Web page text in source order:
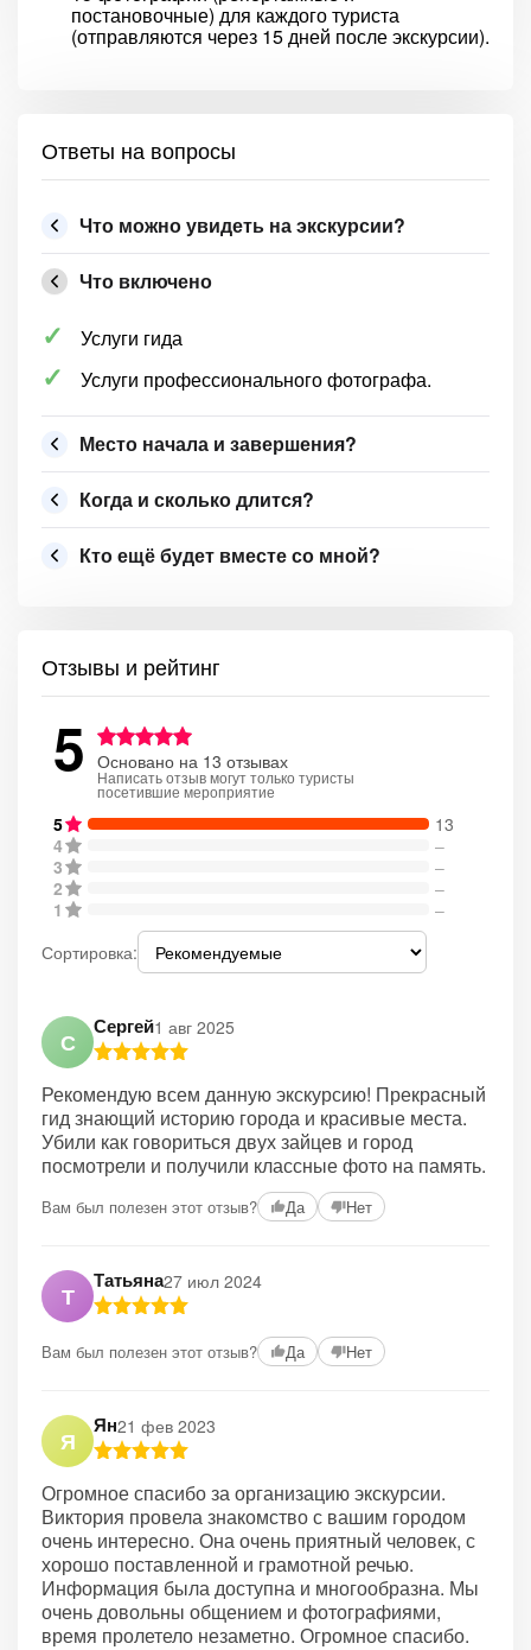
постановочные) для каждого туриста
(отправляются через 15 дней после экскурсии).
Ответы на вопросы
Что можно увидеть на экскурсии?
Что включено
Услуги гида
Услуги профессионального фотографа.
Место начала и завершения?
Когда и сколько длится?
Кто ещё будет вместе со мной?
Отзывы и рейтинг
5 Основано на 13 отзывах
Написать отзыв могут только туристы
посетившие мероприятие
5
13
4
–
3
–
2
–
1
–
Сортировка:
С
Сергей1 авг 2025
Рекомендую всем данную экскурсию! Прекрасный
гид знающий историю города и красивые места.
Убили как говориться двух зайцев и город
посмотрели и получили классные фото на память.
Вам был полезен этот отзыв? Да Нет
Т
Татьяна27 июл 2024
Вам был полезен этот отзыв? Да Нет
Я
Ян21 фев 2023
Огромное спасибо за организацию экскурсии.
Виктория провела знакомство с вашим городом
очень интересно. Она очень приятный человек, с
хорошо поставленной и грамотной речью.
Информация была доступна и многообразна. Мы
очень довольны общением и фотографиями,
время пролетело незаметно. Огромное спасибо.